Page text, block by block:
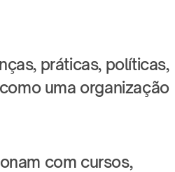
práticas, políticas,
uma organização
com cursos,